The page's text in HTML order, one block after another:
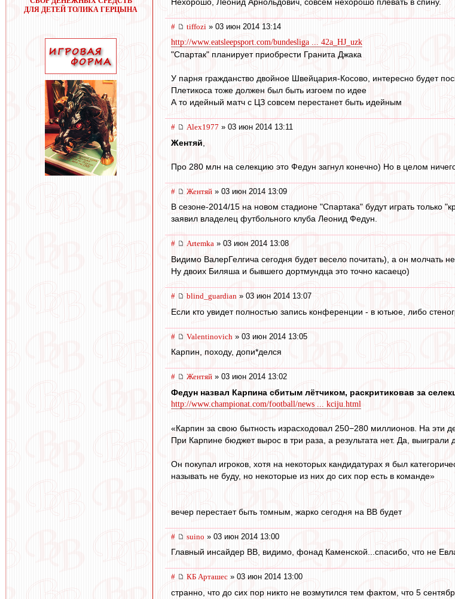
ДЛЯ ДЕТЕЙ ТОЛИКА ГЕРЦЫНА
Нехорошо, Леонид Арнольдович, совсем нехорошо плевать в спину.
# tiffozi » 03 июн 2014 13:14
http://www.eatsleepsport.com/bundesliga ... 42a_HJ_uzk
"Спартак" планирует приобрести Гранита Джака
У парня гражданство двойное Швейцария-Косово, интересно будет
Плетикоса тоже должен был быть изгоем по идее
А то идейный матч с ЦЗ совсем перестанет быть идейным
# Alex1977 » 03 июн 2014 13:11
Жентяй
Про 280 млн на селекцию это Федун загнул конечно) Но в целом ничего
# Жентяй » 03 июн 2014 13:09
В сезоне-2014/15 на новом стадионе "Спартака" будут играть
заявил владелец футбольного клуба Леонид Федун.
# Artemka » 03 июн 2014 13:08
Видимо ВалерГелгича сегодня будет весело почитать), а он молчать
Ну двоих Биляша и бывшего дортмундца это точно касаецо)
# blind_guardian » 03 июн 2014 13:07
Если кто увидет полностью запись конференции - в ютьюе, либо
# Valentinovich » 03 июн 2014 13:05
Карпин, походу, допи*делся
# Жентяй » 03 июн 2014 13:02
Федун назвал Карпина сбитым лётчиком, раскритиковав за
http://www.championat.com/football/news ... kciju.html
«Карпин за свою бытность израсходовал 250−280 миллионов. На эти
При Карпине бюджет вырос в три раза, а результата нет. Да,
Он покупал игроков, хотя на некоторых кандидатурах я был
называть не буду, но некоторые из них до сих пор есть в команде»
вечер перестает быть томным, жарко сегодня на ВВ будет
# suino » 03 июн 2014 13:00
Главный инсайдер ВВ, видимо, фонад Каменской...спасибо, что не
# КБ Арташес » 03 июн 2014 13:00
странно, что до сих пор никто не возмутился тем фактом, что 5